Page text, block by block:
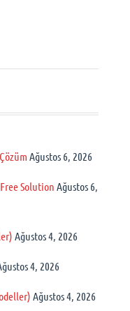
Ağustos 6, 2026
Solution Ağustos 6,
Ağustos 4, 2026
4, 2026
Ağustos 4, 2026